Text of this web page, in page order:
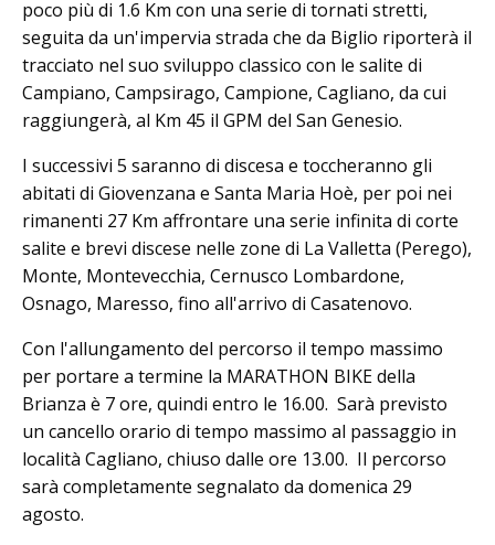
poco più di 1.6 Km con una serie di tornati stretti,
seguita da un'impervia strada che da Biglio riporterà il
tracciato nel suo sviluppo classico con le salite di
Campiano, Campsirago, Campione, Cagliano, da cui
raggiungerà, al Km 45 il GPM del San Genesio.
I successivi 5 saranno di discesa e toccheranno gli
abitati di Giovenzana e Santa Maria Hoè, per poi nei
rimanenti 27 Km affrontare una serie infinita di corte
salite e brevi discese nelle zone di La Valletta (Perego),
Monte, Montevecchia, Cernusco Lombardone,
Osnago, Maresso, fino all'arrivo di Casatenovo.
Con l'allungamento del percorso il tempo massimo
per portare a termine la MARATHON BIKE della
Brianza è 7 ore, quindi entro le 16.00. Sarà previsto
un cancello orario di tempo massimo al passaggio in
località Cagliano, chiuso dalle ore 13.00. Il percorso
sarà completamente segnalato da domenica 29
agosto.